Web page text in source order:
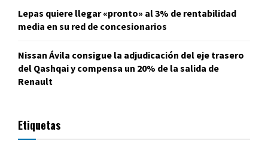
Lepas quiere llegar «pronto» al 3% de rentabilidad
media en su red de concesionarios
Nissan Ávila consigue la adjudicación del eje trasero
del Qashqai y compensa un 20% de la salida de
Renault
Etiquetas